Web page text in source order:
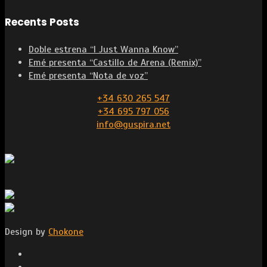
Recents Posts
Doble estrena “I Just Wanna Know”
Emé presenta “Castillo de Arena (Remix)”
Emé presenta “Nota de voz”
+34 630 265 547
+34 695 797 056
info@guspira.net
Design by Chokone